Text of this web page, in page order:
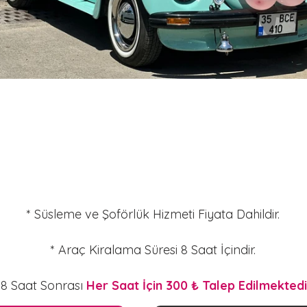
* Süsleme ve Şoförlük Hizmeti Fiyata Dahildir.
* Araç Kiralama Süresi 8 Saat İçindir.
Saat Sonrası Her Saat İçin 300 ₺ Talep